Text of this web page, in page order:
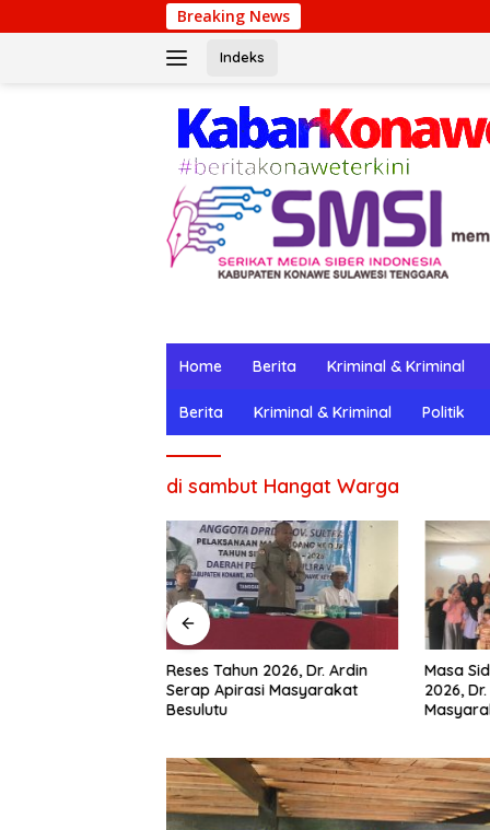
ke
Breaking News
Indeks
Home Berita Kriminal & Kriminal
Berita Kriminal & Kriminal Politik
di sambut Hangat Warga
Reses Tahun 2026, Dr. Ardin
Serap Apirasi Masyarakat
Besulutu
Masa
2026,